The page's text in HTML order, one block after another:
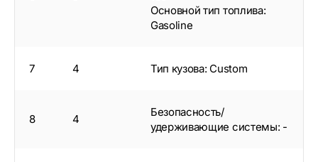
Основной тип топлива:
Gasoline
7 4 Тип кузова: Custom
8 4
Безопасность/
удерживающие системы: -